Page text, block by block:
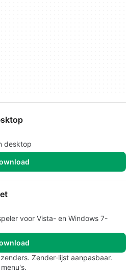
desktop
voor Vista- en Windows 7-
Zender-lijst aanpasbaar.